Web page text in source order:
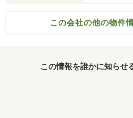
一歩になります。
この会社の他の物件
この情報を誰かに知らせ